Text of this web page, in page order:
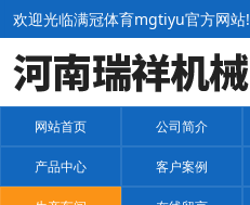
欢迎光临满冠体育mgtiyu官方网站!
网站首页 公司简介
产品中心 客户案例